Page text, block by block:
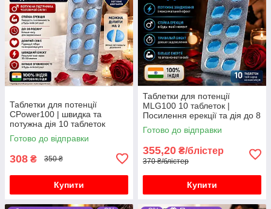
Таблетки для потенції
СPower100 | швидка та
потужна дія 10 таблеток
Готово до відправки
308 ₴ 350 ₴
Купити
Таблетки для потенції
MLG100 10 таблеток |
Посилення ерекції та дія до 8
годин
Готово до відправки
355,20 ₴/блістер
370 ₴/блістер
Купити